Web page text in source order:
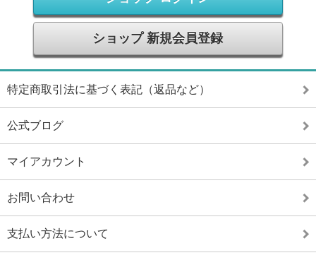
ショップ 新規会員登録
特定商取引法に基づく表記（返品など）
公式ブログ
マイアカウント
お問い合わせ
支払い方法について